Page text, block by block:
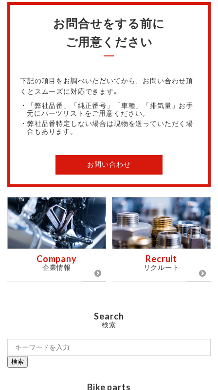
お問合せをする前に
ご用意ください
下記の項目をお調べいただいてから、お問い合わせ頂
くとスムーズに対応できます｡
・「弊社品番」「純正番号」「車種」「排気量」お手
元にパーツリストをご用意ください。
・弊社品番特定しない場合は現物を送っていただく場
合もあります。
お問い合わせ
Company
企業情報
Recruit
リクルート
Search
検索
検索
Bike parts